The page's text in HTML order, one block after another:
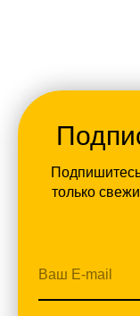
только